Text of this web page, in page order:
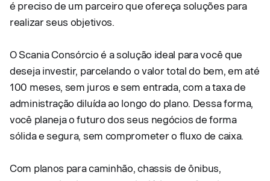
é preciso de um parceiro que ofereça soluções para
realizar seus objetivos.
O Scania Consórcio é a solução ideal para você que
deseja investir, parcelando o valor total do bem, em até
100 meses, sem juros e sem entrada, com a taxa de
administração diluída ao longo do plano. Dessa forma,
você planeja o futuro dos seus negócios de forma
sólida e segura, sem comprometer o fluxo de caixa.
Com planos para caminhão, chassis de ônibus,